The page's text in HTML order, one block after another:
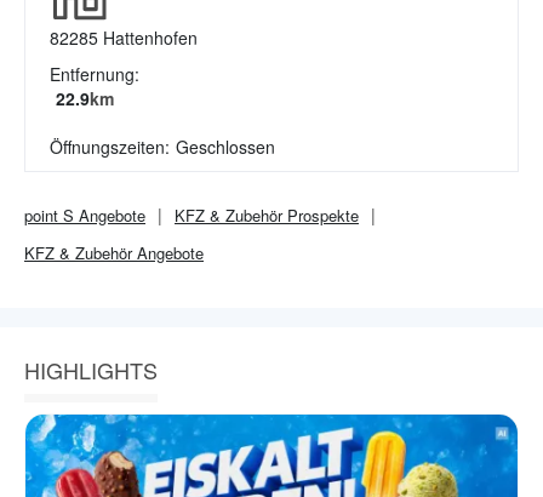
82285 Hattenhofen
Entfernung:
22.9km
Öffnungszeiten: Geschlossen
point S Angebote KFZ & ZubehörProspekte
KFZ & ZubehörAngebote
HIGHLIGHTS